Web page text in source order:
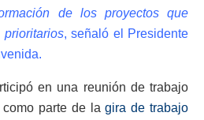
de los proyectos que
prioritarios, señaló el Presidente
en una reunión de trabajo
como parte de lagira de trabajo